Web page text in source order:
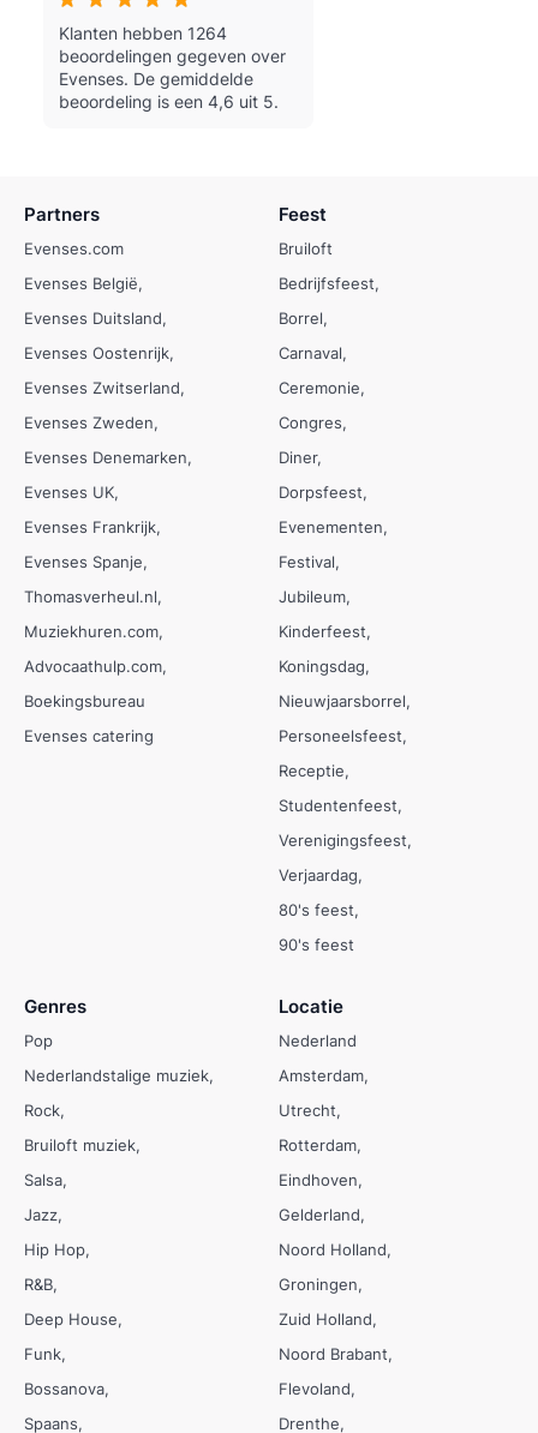
Klanten hebben 1264
beoordelingen gegeven over
Evenses. De gemiddelde
beoordeling is een 4,6 uit 5.
Partners
Evenses.com
Evenses België
Evenses Duitsland
Evenses Oostenrijk
Evenses Zwitserland
Evenses Zweden
Evenses Denemarken
Evenses UK
Evenses Frankrijk
Evenses Spanje
Thomasverheul.nl
Muziekhuren.com
Advocaathulp.com
Boekingsbureau
Evenses catering
Feest
Bruiloft
Bedrijfsfeest
Borrel
Carnaval
Ceremonie
Congres
Diner
Dorpsfeest
Evenementen
Festival
Jubileum
Kinderfeest
Koningsdag
Nieuwjaarsborrel
Personeelsfeest
Receptie
Studentenfeest
Verenigingsfeest
Verjaardag
80's feest
90's feest
Genres
Pop
Nederlandstalige muziek
Rock
Bruiloft muziek
Salsa
Jazz
Hip Hop
R&B
Deep House
Funk
Bossanova
Spaans
Locatie
Nederland
Amsterdam
Utrecht
Rotterdam
Eindhoven
Gelderland
Noord Holland
Groningen
Zuid Holland
Noord Brabant
Flevoland
Drenthe